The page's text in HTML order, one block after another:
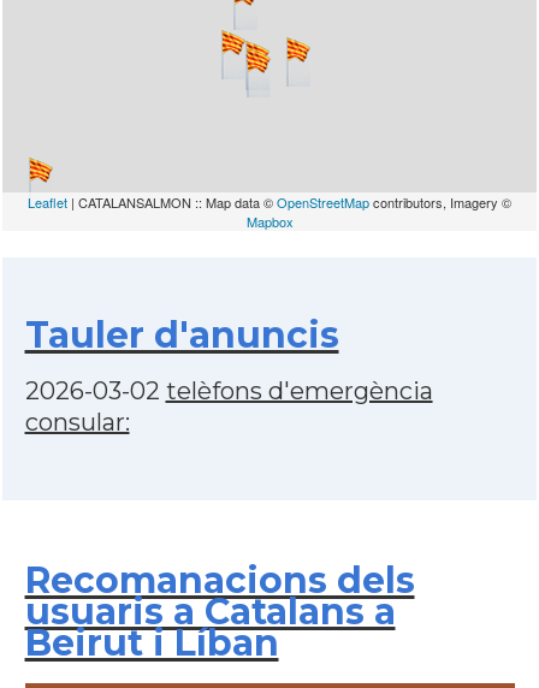
Leaflet | CATALANSALMON :: Map data ©OpenStreetMapcontributors, Imagery ©
Mapbox
Tauler d'anuncis
2026-03-02 telèfons d'emergència
consular:
Recomanacions dels
usuaris a Catalans a
Beirut i Líban